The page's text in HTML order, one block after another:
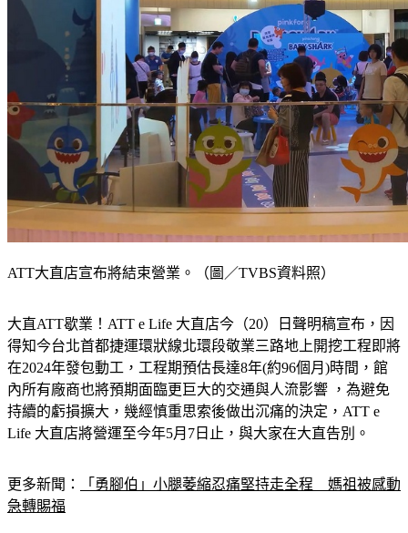
得知今台北首都捷運環狀線北環段敬業三路地上開挖工程即將
在2024年發包動工，工程期預估長達8年(約96個月)時間，館
內所有廠商也將預期面臨更巨大的交通與人流影響 ，為避免
持續的虧損擴大，幾經慎重思索後做出沉痛的決定，ATT e
Life 大直店將營運至今年5月7日止，與大家在大直告別。
急轉賜福